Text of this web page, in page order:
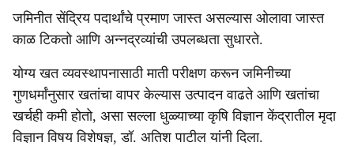
जमिनीत सेंद्रिय पदार्थांचे प्रमाण जास्त असल्यास ओलावा जास्त
काळ टिकतो आणि अन्नद्रव्यांची उपलब्धता सुधारते.
योग्य खत व्यवस्थापनासाठी माती परीक्षण करून जमिनीच्या
गुणधर्मांनुसार खतांचा वापर केल्यास उत्पादन वाढते आणि खतांचा
खर्चही कमी होतो, असा सल्ला धुळ्याच्या कृषि विज्ञान केंद्रातील मृदा
विज्ञान विषय विशेषज्ञ, डॉ. अतिश पाटील यांनी दिला.